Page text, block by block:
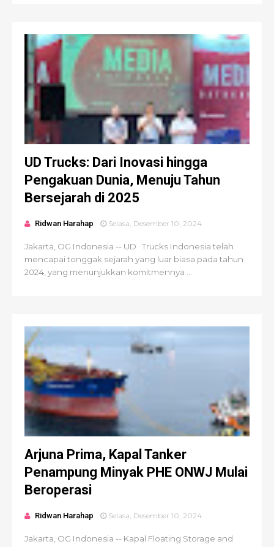
UD Trucks: Dari Inovasi hingga
Pengakuan Dunia, Menuju Tahun
Bersejarah di 2025
Ridwan Harahap Selasa, Desember 10, 2024
Jakarta, OG Indonesia -- UD Trucks Indonesia telah
mencapai tonggak sejarah yang luar biasa pada tahun
2024, yang menunjukkan komitmennya ...
Arjuna Prima, Kapal Tanker
Penampung Minyak PHE ONWJ Mulai
Beroperasi
Ridwan Harahap Selasa, Desember 10, 2024
Jakarta, OG Indonesia -- Kapal Floating Storage and